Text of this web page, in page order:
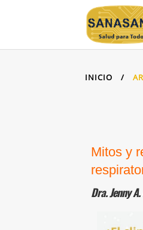
INICIO /
Mitos y
Dra. Jenny